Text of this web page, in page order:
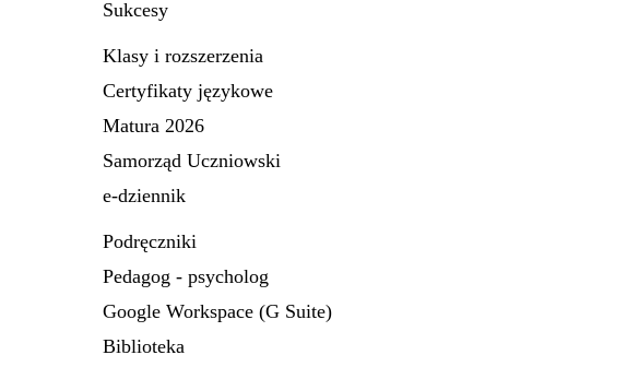
Sukcesy
Klasy i rozszerzenia
Certyfikaty językowe
Matura 2026
Samorząd Uczniowski
e-dziennik
Podręczniki
Pedagog - psycholog
Google Workspace (G Suite)
Biblioteka